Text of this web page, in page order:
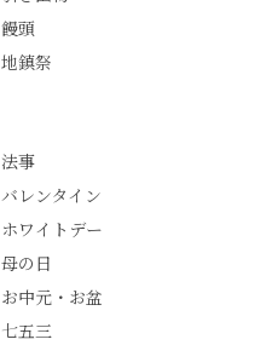
🚕✨ #京都西山旅感 #京
都西山 #おもてなしタク
こごろ #勝持寺 #正法寺
#善峯寺 #あじさい #あ
じさい供養 #遊龍の松 #
清竹 #なかの邸 #小倉山
荘 #京都観光 #西京区 #
饅頭
地鎮祭
法事
バレンタイン
ホワイトデー
母の日
お中元・お盆
七五三